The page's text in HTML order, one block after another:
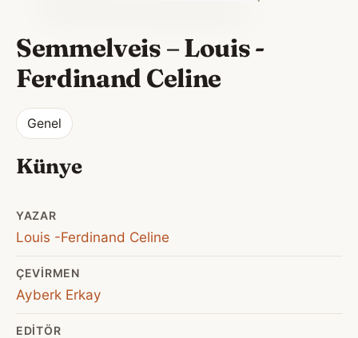
Semmelveis –Louis -
Ferdinand Celine
Genel
Künye
YAZAR
Louis -Ferdinand Celine
ÇEVIRMEN
Ayberk Erkay
EDITÖR